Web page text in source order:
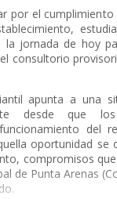
por el
la jornada de hoy
consultorio
apunta a una
desde que
del
oportunidad se
compromisos
de Punta Arenas